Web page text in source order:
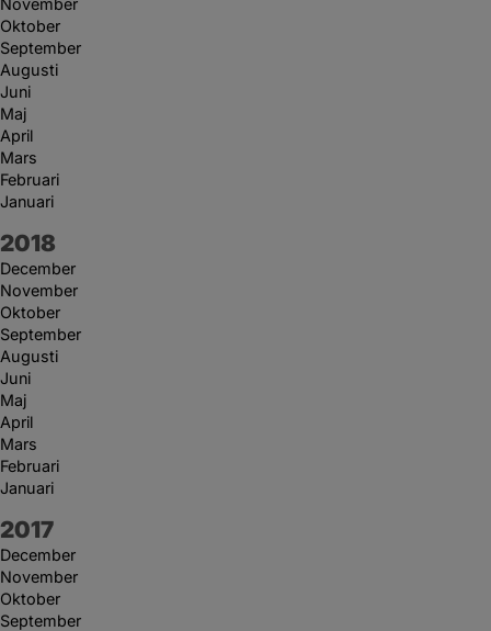
Oktober
September
Augusti
Juni
Maj
April
Mars
Februari
Januari
År:
2018
December
November
Oktober
September
Augusti
Juni
Maj
April
Mars
Februari
Januari
År:
2017
December
November
Oktober
September